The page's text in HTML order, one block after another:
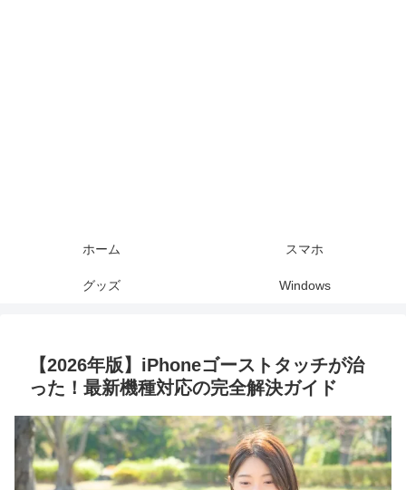
ホーム スマホ
グッズ Windows
【2026年版】iPhoneゴーストタッチが治
った！最新機種対応の完全解決ガイド